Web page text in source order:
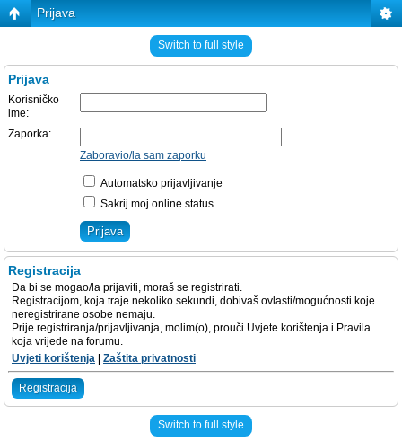
Prijava
Switch to full style
Prijava
Korisničko
ime:
Zaporka:
Zaboravio/la sam zaporku
Automatsko prijavljivanje
Sakrij moj online status
Registracija
Da bi se mogao/la prijaviti, moraš se registrirati.
Registracijom, koja traje nekoliko sekundi, dobivaš ovlasti/mogućnosti koje
neregistrirane osobe nemaju.
Prije registriranja/prijavljivanja, molim(o), prouči Uvjete korištenja i Pravila
koja vrijede na forumu.
Uvjeti korištenja
Zaštita privatnosti
Registracija
Switch to full style